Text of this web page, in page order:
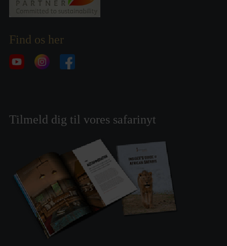
Find os her
Tilmeld dig til vores safarinyt